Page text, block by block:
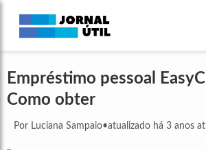
Empréstimo pessoal
Como obter
Por Luciana Sampaio•atualizado há 3 anos